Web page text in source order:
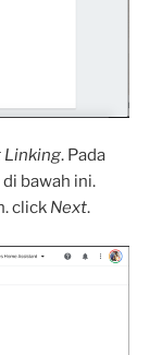
Linking. Pada
bawah ini.
click Next.